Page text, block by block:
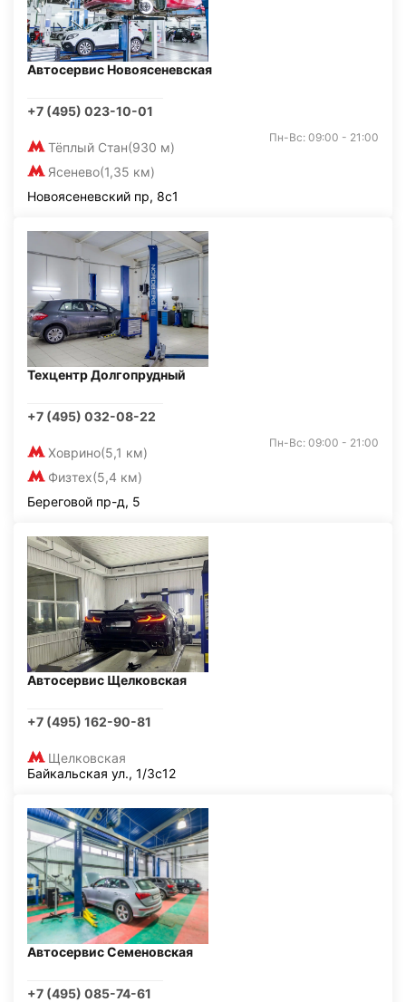
Автосервис Новоясеневская
+7 (495) 023-10-01
Тёплый Стан(930 м)
Ясенево(1,35 км)
Пн-Вс: 09:00 - 21:00
Новоясеневский пр, 8с1
Техцентр Долгопрудный
+7 (495) 032-08-22
Ховрино(5,1 км)
Физтех(5,4 км)
Пн-Вс: 09:00 - 21:00
Береговой пр-д, 5
Автосервис Щелковская
+7 (495) 162-90-81
Щелковская
Байкальская ул., 1/3с12
Автосервис Семеновская
+7 (495) 085-74-61